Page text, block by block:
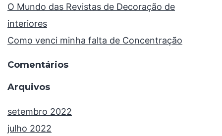
O Mundo das Revistas de Decoração de
interiores
Como venci minha falta de Concentração
Comentários
Arquivos
setembro 2022
julho 2022